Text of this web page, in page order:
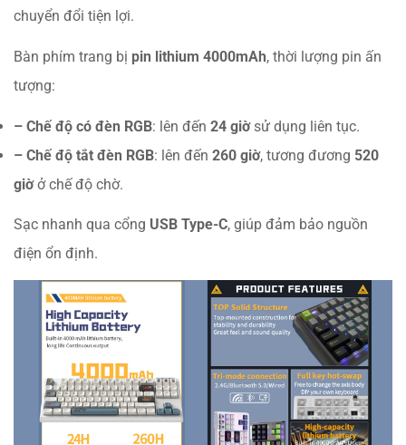
chuyển đổi tiện lợi.
Bàn phím trang bị pin lithium 4000mAh, thời lượng pin ấn
tượng:
– Chế độ có đèn RGB: lên đến 24 giờsử dụng liên tục.
– Chế độ tắt đèn RGB: lên đến 260 giờ, tương đương 520
giờở chế độ chờ.
Sạc nhanh qua cổng USB Type-C, giúp đảm bảo nguồn
điện ổn định.